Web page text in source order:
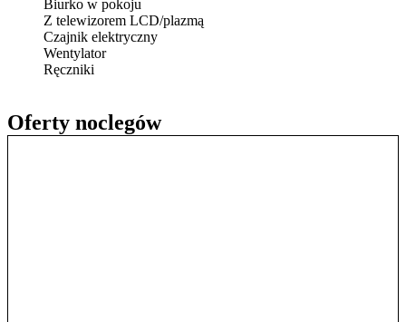
Oferty noclegów
Biurko w pokoju
Z telewizorem LCD/plazmą
Czajnik elektryczny
Wentylator
Ręczniki